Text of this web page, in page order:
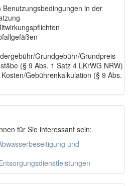
Benutzungsbedingungen in der
Grundgebühr/Grundpreis
(§ 9 Abs. 1 Satz 4 LKrWG NRW)
Gebührenkalkulation (§ 9 Abs.
für Sie interessant sein:
und